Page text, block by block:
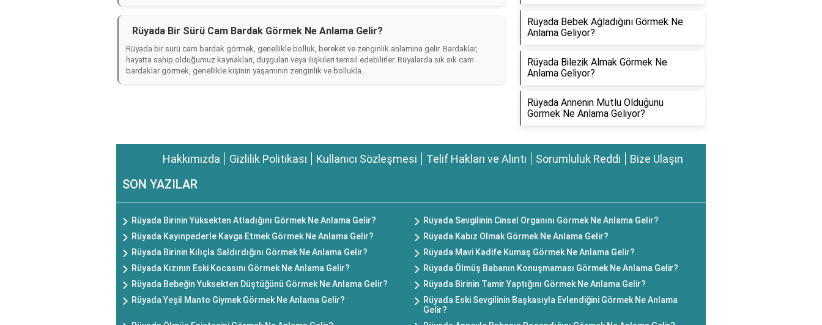
Rüyada Bir Sürü Cam Bardak Görmek Ne Anlama Gelir?
Rüyada bir sürü cam bardak görmek, genellikle bolluk, bereket ve zenginlik anlamına gelir. Bardaklar,
hayatta sahip olduğumuz kaynakları, duyguları veya ilişkileri temsil edebilirler. Rüyalarda sık sık cam
bardaklar görmek, genellikle kişinin yaşamının zenginlik ve bollukla...
Rüyada Bebek Ağladığını Görmek Ne
Anlama Geliyor?
Rüyada Bilezik Almak Görmek Ne
Anlama Geliyor?
Rüyada Annenin Mutlu Olduğunu
Görmek Ne Anlama Geliyor?
Hakkımızda Gizlilik Politikası Kullanıcı Sözleşmesi Telif Hakları ve Alıntı Sorumluluk Reddi Bize Ulaşın
SON YAZILAR
Rüyada Birinin Yüksekten Atladığını Görmek Ne Anlama Gelir?
Rüyada Sevgilinin Cinsel Organını Görmek Ne Anlama Gelir?
Rüyada Kayınpederle Kavga Etmek Görmek Ne Anlama Gelir?
Rüyada Kabız Olmak Görmek Ne Anlama Gelir?
Rüyada Birinin Kılıçla Saldırdığını Görmek Ne Anlama Gelir?
Rüyada Mavi Kadife Kumaş Görmek Ne Anlama Gelir?
Rüyada Kızının Eski Kocasını Görmek Ne Anlama Gelir?
Rüyada Ölmüş Babanın Konuşmaması Görmek Ne Anlama Gelir?
Rüyada Bebeğin Yuksekten Düştüğünü Görmek Ne Anlama Gelir?
Rüyada Birinin Tamir Yaptığını Görmek Ne Anlama Gelir?
Rüyada Yeşil Manto Giymek Görmek Ne Anlama Gelir?
Rüyada Eski Sevgilinin Başkasıyla Evlendiğini Görmek Ne Anlama
Gelir?